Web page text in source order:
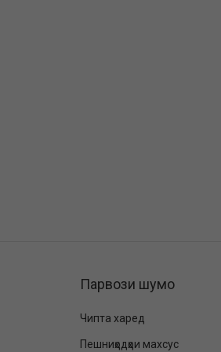
Парвози шумо
Чипта харед
Пешниҳодҳои махсус